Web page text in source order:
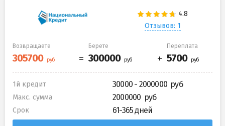
Отзывов: 1
Возвращаете Берете Переплата
1й кредит 30000 - 2000000
Макс. сумма 2000000
Срок 61-365 дней